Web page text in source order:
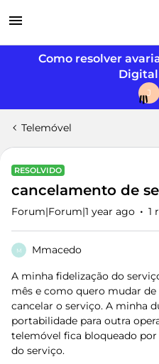
Como resolver
Digital
J
Telemóvel
RESOLVIDO
cancelamento de
Forum|Forum|1 year ago 1
M Mmacedo
A minha fidelização do
mês e como quero mudar
cancelar o serviço. A minha
portabilidade para outra
telemóvel fica bloqueado
do serviço.